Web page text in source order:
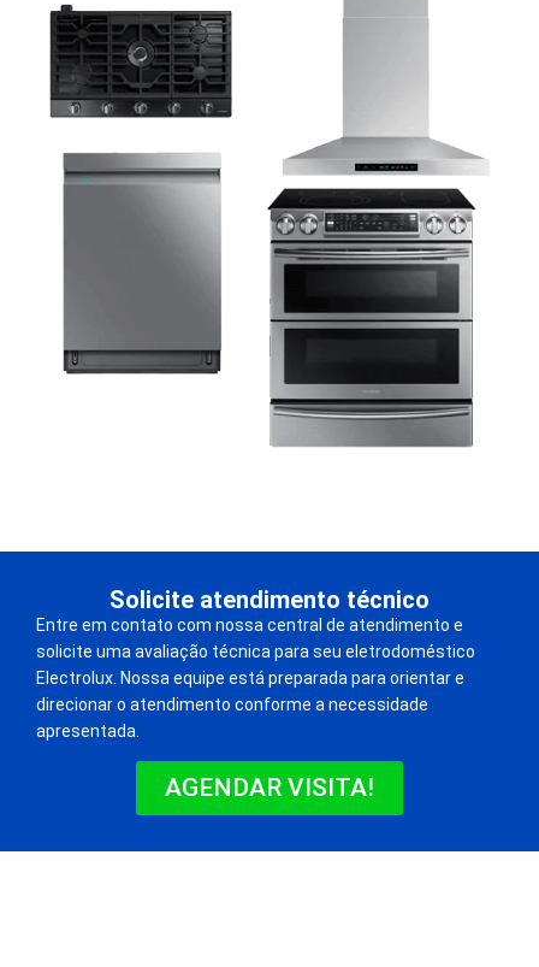
Solicite atendimento técnico
Entre em contato com nossa central de atendimento e
solicite uma avaliação técnica para seu eletrodoméstico
Electrolux. Nossa equipe está preparada para orientar e
direcionar o atendimento conforme a necessidade
apresentada.
AGENDAR VISITA!